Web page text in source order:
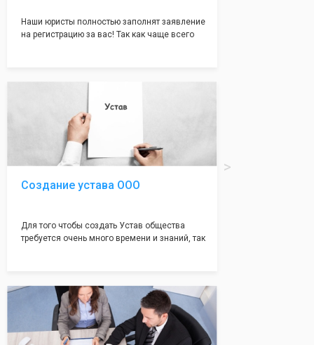
Наши юристы полностью заполнят заявление
на регистрацию за вас! Так как чаще всего
большая часть отказов - наши юристы с
оформление самого сложного документа на
себя! Многолетний опыт работы наших
юристов позволяет оформлять заявление без
ошибок, тем самым гарантируя вам
успешную регистрацию в налоговой
Создание устава ООО
Для того чтобы создать Устав общества
требуется очень много времени и знаний, так
Наша компания предоставит вам свой
уникальный Устав Общества, который
подойдет для любой компании. Устав,
сделанный нашими профессиональными
юристами, успешно проходит регистрацию в